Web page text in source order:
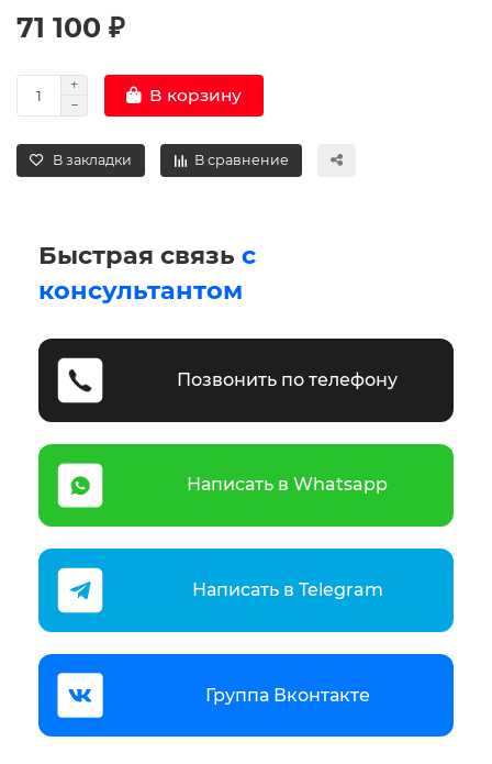
71 100 ₽
В корзину
В закладки В сравнение
Быстрая связь с
консультантом
Позвонить по телефону
Написать в Whatsapp
Написать в Telegram
Группа Вконтакте